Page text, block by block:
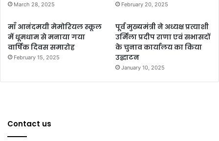
March 28, 2025 February 20, 2025
माँ आनंदमयी मेमोरियल स्कूल
में धूमधाम से मनाया गया
वार्षिक दिवस समारोह
February 15, 2025
पूर्व मुख्यमंत्री ने अध्यक्ष प्रत्याशी
उर्मिला प्रदीप राणा एवं सभासदों
के चुनाव कार्यालय का किया
उद्घाटन
January 10, 2025
Contact us